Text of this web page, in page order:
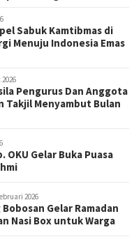
Sabuk Kamtibmas di
Menuju Indonesia Emas
Pengurus Dan Anggota
Takjil Menyambut Bulan
OKU Gelar Buka Puasa
2026
Gelar Ramadan
Nasi Box untuk Warga